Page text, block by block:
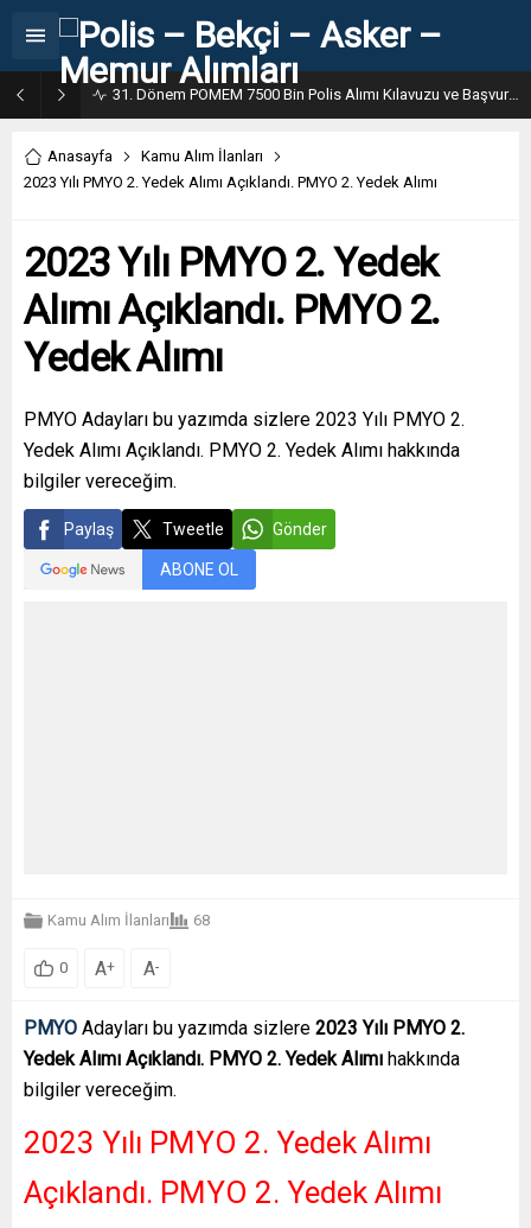
31. Dönem POMEM 7500 Bin Polis Alımı Kılavuzu ve Başvuru Ekranı
Anasayfa
Kamu Alım İlanları
2023 Yılı PMYO 2. Yedek Alımı Açıklandı. PMYO 2. Yedek Alımı
2023 Yılı PMYO 2. Yedek
Alımı Açıklandı. PMYO 2.
Yedek Alımı
PMYO Adayları bu yazımda sizlere 2023 Yılı PMYO 2.
Yedek Alımı Açıklandı. PMYO 2. Yedek Alımı hakkında
bilgiler vereceğim.
Paylaş Tweetle Gönder
ABONE OL
Kamu Alım İlanları 68
0 A+ A-
PMYO Adayları bu yazımda sizlere 2023 Yılı PMYO 2.
Yedek Alımı Açıklandı. PMYO 2. Yedek Alımı hakkında
bilgiler vereceğim.
2023 Yılı PMYO 2. Yedek Alımı
Açıklandı. PMYO 2. Yedek Alımı